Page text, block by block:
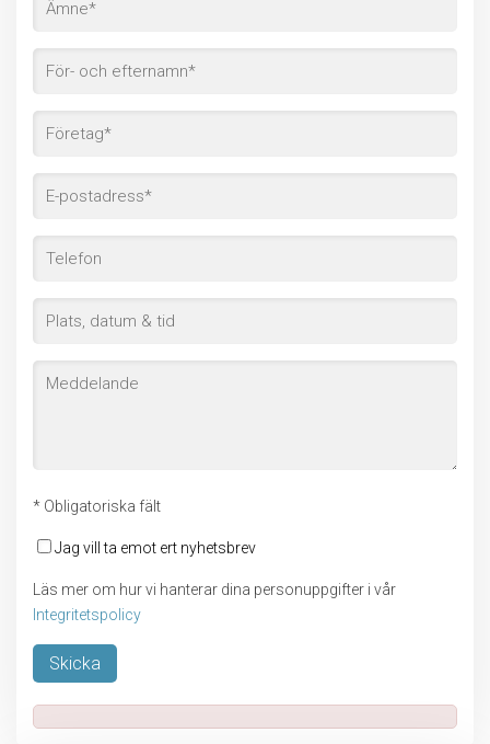
* Obligatoriska fält
Jag vill ta emot ert nyhetsbrev
Läs mer om hur vi hanterar dina personuppgifter i vår
Integritetspolicy
Lämna detta fält tomt.